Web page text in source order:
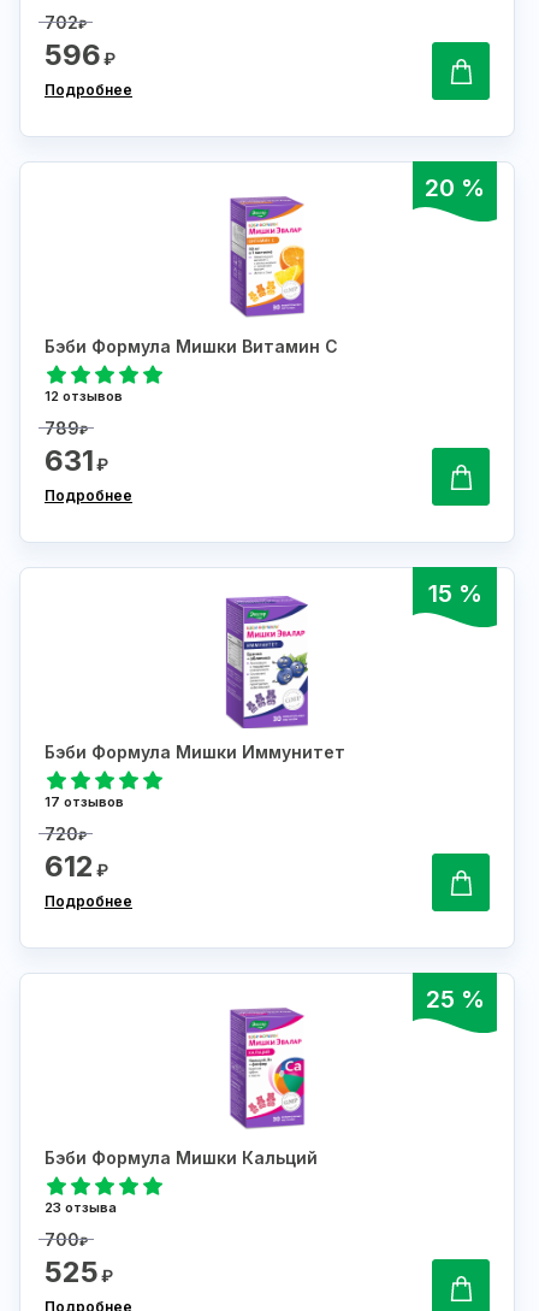
702₽
596₽
Подробнее
20 %
Бэби Формула Мишки Витамин С
12 отзывов
789₽
631₽
Подробнее
15 %
Бэби Формула Мишки Иммунитет
17 отзывов
720₽
612 ₽
Подробнее
25 %
Бэби Формула Мишки Кальций
23 отзыва
700₽
525₽
Подробнее